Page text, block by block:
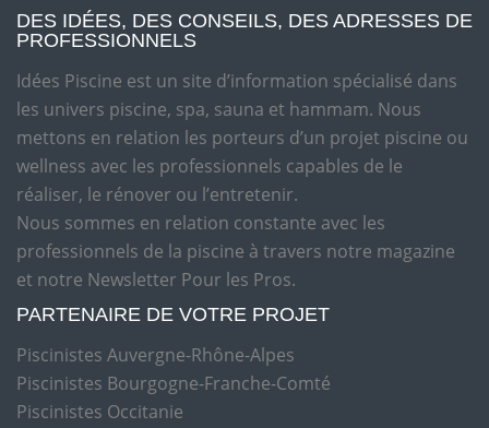
DES IDÉES, DES CONSEILS, DES ADRESSES DE
PROFESSIONNELS
Idées Piscine est un site d’information spécialisé dans
les univers piscine, spa, sauna et hammam. Nous
mettons en relation les porteurs d’un projet piscine ou
wellness avec les professionnels capables de le
réaliser, le rénover ou l’entretenir.
Nous sommes en relation constante avec les
professionnels de la piscine à travers notre magazine
et notre Newsletter Pour les Pros.
PARTENAIRE DE VOTRE PROJET
Piscinistes Auvergne-Rhône-Alpes
Piscinistes Bourgogne-Franche-Comté
Piscinistes Occitanie